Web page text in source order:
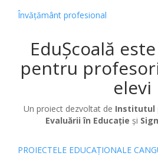
Învățământ profesional
EduȘcoală
pentru
elevi
Un proiect dezvoltat de Institutul
Evaluării în Educație și
PROIECTELE EDUCAȚIONALE